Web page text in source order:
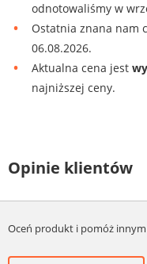
odnotowaliśmy w
Ostatnia znana nam
06.08.2026.
Aktualna cena jest
najniższej ceny.
Opinie klientów
Oceń produkt i pomóż